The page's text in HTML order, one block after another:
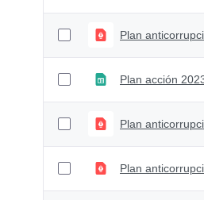
Plan
Plan acción
Plan
Plan